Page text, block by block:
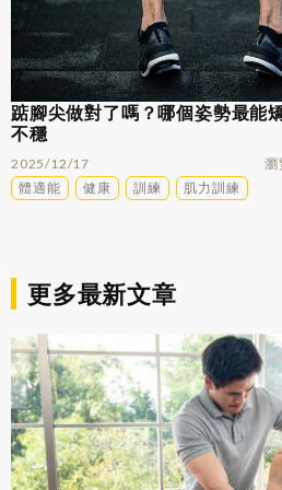
踮腳尖做對了嗎？哪個姿勢最能
不穩
2025/12/17 瀏
體適能
健康 訓練 肌力訓練
更多最新文章